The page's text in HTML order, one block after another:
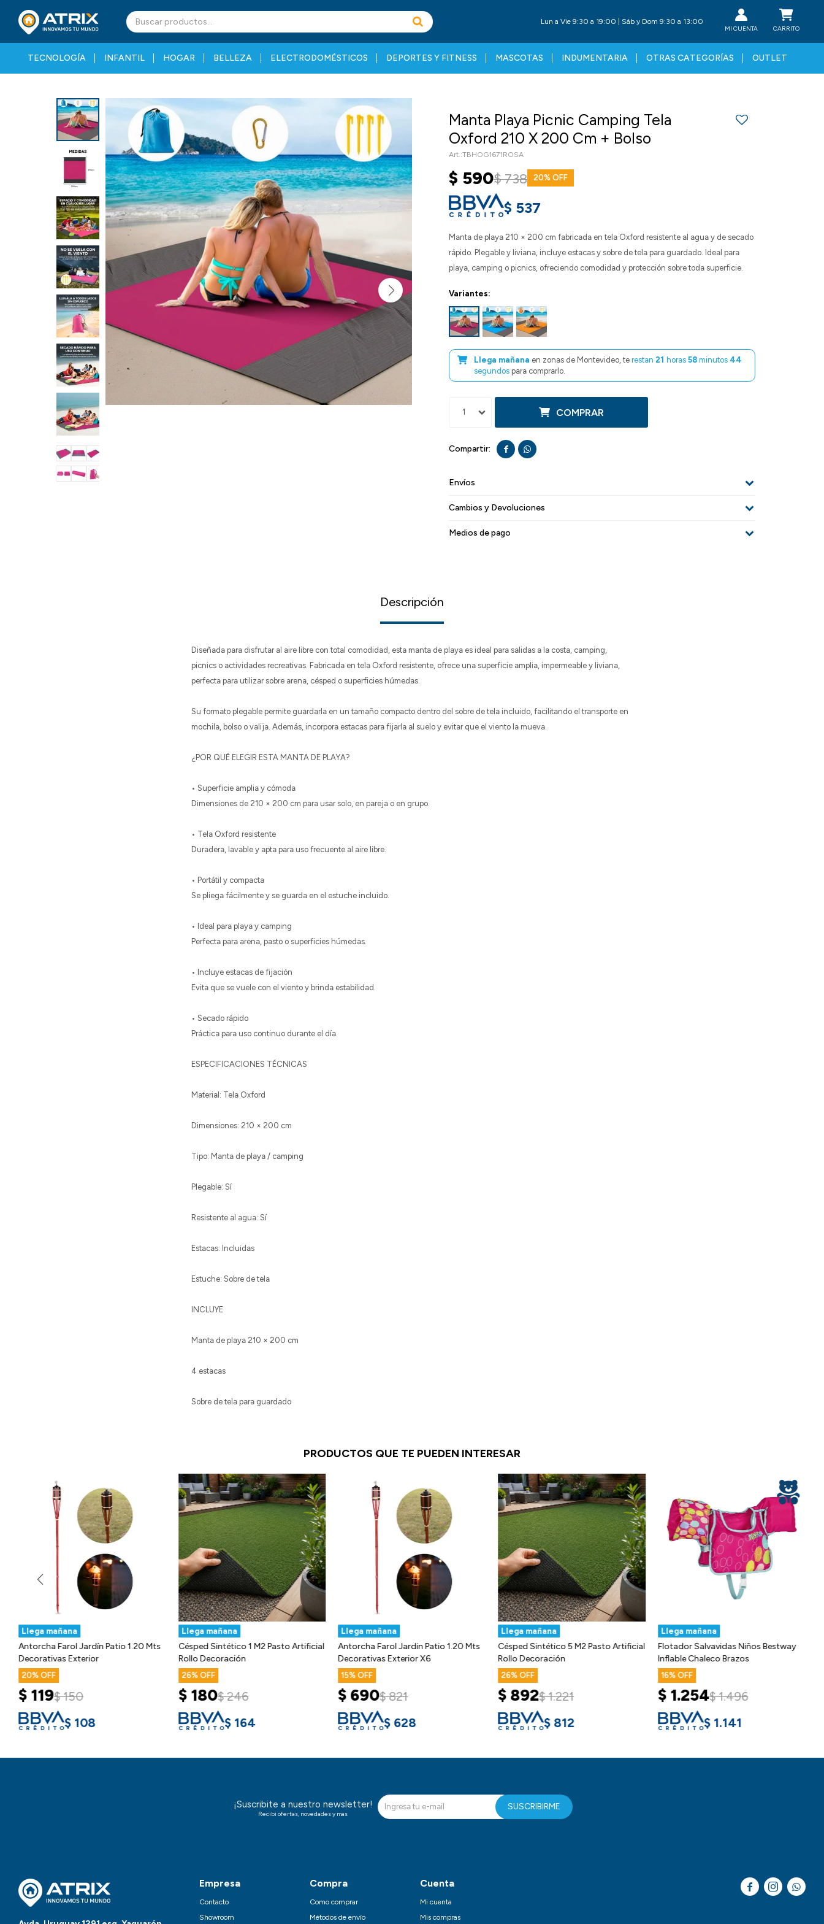
TECNOLOGÍA INFANTIL HOGAR BELLEZA ELECTRODOMÉSTICOS DEPORTES Y FITNESS MASCOTAS INDUMENTARIA OTRAS CATEGORÍAS OUTLET
Lun a Vie 9:30 a 19:00 | Sáb y Dom 9:30 a 13:00
Manta Playa Picnic Camping Tela
Oxford 210 X 200 Cm + Bolso
TBHOG1671ROSA
$ 590$738 20
$ 537
Manta de playa 210 × 200 cm fabricada en tela Oxford resistente al agua y de secado
rápido. Plegable y liviana, incluye estacas y sobre de tela para guardado. Ideal para
playa, camping o picnics, ofreciendo comodidad y protección sobre toda superficie.
Variantes:
Llega mañana en zonas de Montevideo, te restan 21 horas 58 minutos 43
segundos para comprarlo.
1 COMPRAR
 
Envíos
Cambios y Devoluciones
Medios de pago
Descripción
Diseñada para disfrutar al aire libre con total comodidad, esta manta de playa es ideal para salidas a la costa, camping,
picnics o actividades recreativas. Fabricada en tela Oxford resistente, ofrece una superficie amplia, impermeable y liviana,
perfecta para utilizar sobre arena, césped o superficies húmedas.
Su formato plegable permite guardarla en un tamaño compacto dentro del sobre de tela incluido, facilitando el transporte en
mochila, bolso o valija. Además, incorpora estacas para fijarla al suelo y evitar que el viento la mueva.
¿POR QUÉ ELEGIR ESTA MANTA DE PLAYA?
• Superficie amplia y cómoda
Dimensiones de 210 × 200 cm para usar solo, en pareja o en grupo.
• Tela Oxford resistente
Duradera, lavable y apta para uso frecuente al aire libre.
• Portátil y compacta
Se pliega fácilmente y se guarda en el estuche incluido.
• Ideal para playa y camping
Perfecta para arena, pasto o superficies húmedas.
• Incluye estacas de fijación
Evita que se vuele con el viento y brinda estabilidad.
• Secado rápido
Práctica para uso continuo durante el día.
ESPECIFICACIONES TÉCNICAS
Material: Tela Oxford
Dimensiones: 210 × 200 cm
Tipo: Manta de playa / camping
Plegable: Sí
Resistente al agua: Sí
Estacas: Incluidas
Estuche: Sobre de tela
INCLUYE
Manta de playa 210 × 200 cm
4 estacas
Sobre de tela para guardado
PRODUCTOS QUE TE PUEDEN INTERESAR
Llega mañana
Antorcha Farol Jardín Patio 1.20 Mts
Decorativas Exterior
20
$119$ 150
$ 108
Llega mañana
Césped Sintético 1 M2 Pasto Artificial
Rollo Decoración
26
$180$ 246
$ 164
Llega mañana
Antorcha Farol Jardin Patio 1.20 Mts
Decorativas Exterior X6
15
$690$ 821
$ 628
Llega mañana
Césped Sintético 5 M2 Pasto Artificial
Rollo Decoración
26
$892$ 1.221
$ 812
Llega mañana
Flotador Salvavidas Niños Bestway
Inflable Chaleco Brazos
16
$ 1.254$ 1.496
$ 1.141
Empresa
Contacto
Showroom
Compra
Como comprar
Métodos de envío
Cuenta
Mi cuenta
Mis compras
¡Suscribite a nuestro newsletter!
Recibi ofertas, novedades y mas
SUSCRIBIRME
  